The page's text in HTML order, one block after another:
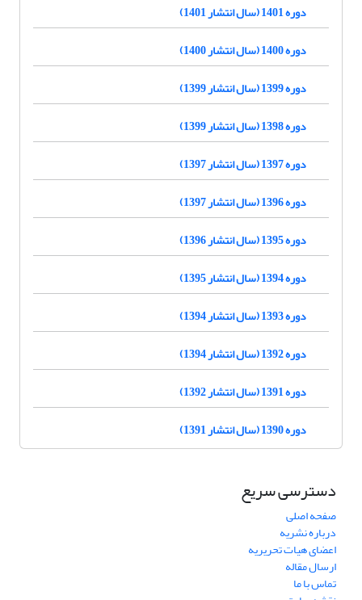
دوره 1401 (سال انتشار 1401)
دوره 1400 (سال انتشار 1400)
دوره 1399 (سال انتشار 1399)
دوره 1398 (سال انتشار 1399)
دوره 1397 (سال انتشار 1397)
دوره 1396 (سال انتشار 1397)
دوره 1395 (سال انتشار 1396)
دوره 1394 (سال انتشار 1395)
دوره 1393 (سال انتشار 1394)
دوره 1392 (سال انتشار 1394)
دوره 1391 (سال انتشار 1392)
دوره 1390 (سال انتشار 1391)
دسترسی سریع
صفحه اصلی
درباره نشریه
اعضای هیات تحریریه
ارسال مقاله
تماس با ما